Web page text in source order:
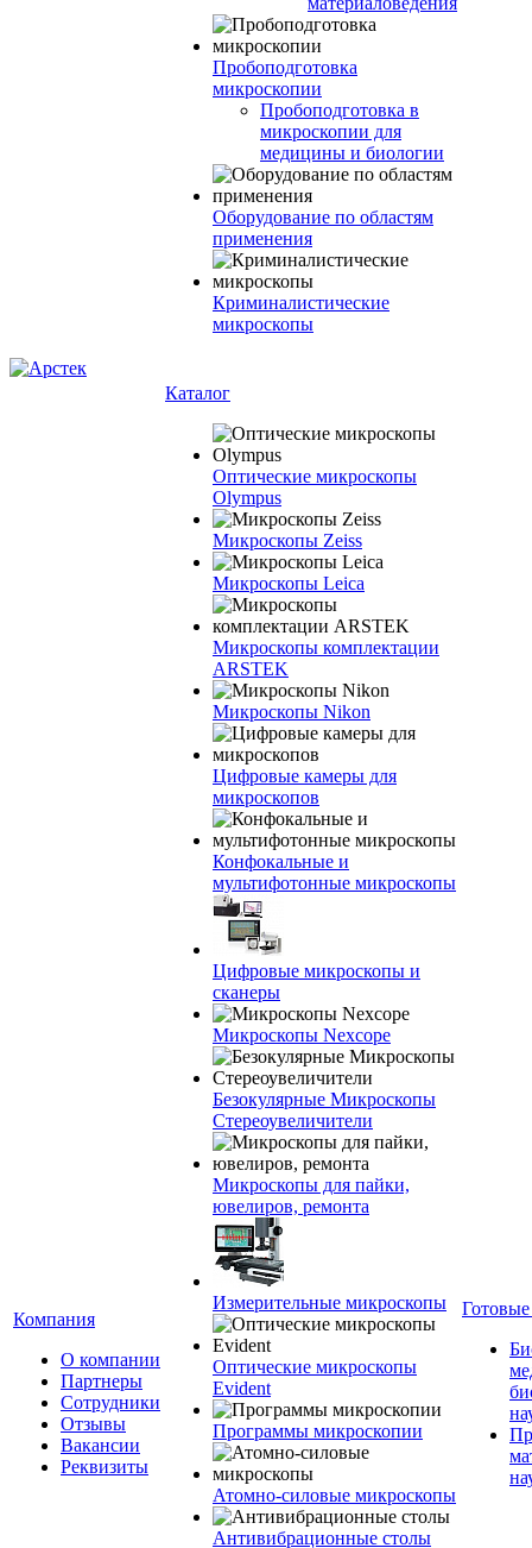
Пробоподготовка
микроскопии
Пробоподготовка в
микроскопии для
медицины и биологии
Оборудование по областям
применения
Криминалистические
микроскопы
Компания
О компании
Партнеры
Сотрудники
Отзывы
Вакансии
Реквизиты
Каталог
Оптические микроскопы
Olympus
Микроскопы Zeiss
Микроскопы Leica
Микроскопы комплектации
ARSTEK
Микроскопы Nikon
Цифровые камеры для
микроскопов
Конфокальные и
мультифотонные микроскопы
Цифровые микроскопы и
сканеры
Микроскопы Nexcope
Безокулярные Микроскопы
Стереоувеличители
Микроскопы для пайки,
ювелиров, ремонта
Измерительные микроскопы
Оптические микроскопы
Evident
Программы микроскопии
Атомно-силовые микроскопы
Антивибрационные столы